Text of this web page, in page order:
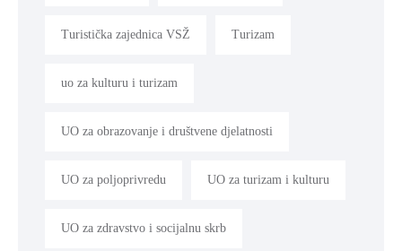
Turistička zajednica VSŽ Turizam
uo za kulturu i turizam
UO za obrazovanje i društvene djelatnosti
UO za poljoprivredu UO za turizam i kulturu
UO za zdravstvo i socijalnu skrb